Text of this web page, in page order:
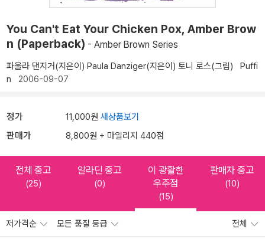
You Can't Eat Your Chicken Pox, Amber Brow
n (Paperback) - Amber Brown Series
파울라 댄지거(지은이) Paula Danziger(지은이) 토니 로스(그림)
Puffi
n 2006-09-07
정가 11,000원 새상품보기
판매가 8,800원 + 마일리지 440점
전체 중고
(25)
알라딘 중고
(0)
이 광활한
우주점
(15)
판매자 중고
(10)
저가격순 모든 품질 등급 전체